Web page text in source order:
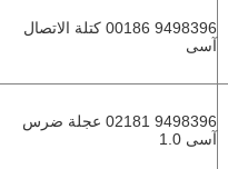
9498396 00186 كتلة الاتصال
آسى
9498396 02181 عجلة ضرس
آسى 1.0